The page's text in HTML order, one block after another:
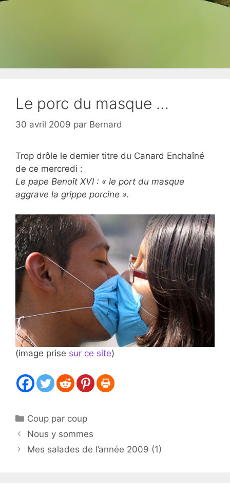
Le porc du masque …
30 avril 2009 par Bernard
Trop drôle le dernier titre du Canard Enchaîné
de ce mercredi :
Le pape Benoît XVI : « le port du masque
aggrave la grippe porcine ».
(image prise sur ce site)
Catégories
Coup par coup
Nous y sommes
Mes salades de l’année 2009 (1)